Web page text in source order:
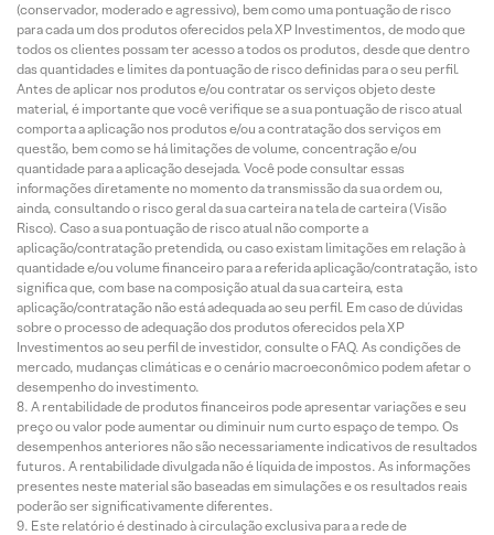
(conservador, moderado e agressivo), bem como uma pontuação de risco
para cada um dos produtos oferecidos pela XP Investimentos, de modo que
todos os clientes possam ter acesso a todos os produtos, desde que dentro
das quantidades e limites da pontuação de risco definidas para o seu perfil.
Antes de aplicar nos produtos e/ou contratar os serviços objeto deste
material, é importante que você verifique se a sua pontuação de risco atual
comporta a aplicação nos produtos e/ou a contratação dos serviços em
questão, bem como se há limitações de volume, concentração e/ou
quantidade para a aplicação desejada. Você pode consultar essas
informações diretamente no momento da transmissão da sua ordem ou,
ainda, consultando o risco geral da sua carteira na tela de carteira (Visão
Risco). Caso a sua pontuação de risco atual não comporte a
aplicação/contratação pretendida, ou caso existam limitações em relação à
quantidade e/ou volume financeiro para a referida aplicação/contratação, isto
significa que, com base na composição atual da sua carteira, esta
aplicação/contratação não está adequada ao seu perfil. Em caso de dúvidas
sobre o processo de adequação dos produtos oferecidos pela XP
Investimentos ao seu perfil de investidor, consulte o FAQ. As condições de
mercado, mudanças climáticas e o cenário macroeconômico podem afetar o
desempenho do investimento.
A rentabilidade de produtos financeiros pode apresentar variações e seu
preço ou valor pode aumentar ou diminuir num curto espaço de tempo. Os
desempenhos anteriores não são necessariamente indicativos de resultados
futuros. A rentabilidade divulgada não é líquida de impostos. As informações
presentes neste material são baseadas em simulações e os resultados reais
poderão ser significativamente diferentes.
Este relatório é destinado à circulação exclusiva para a rede de